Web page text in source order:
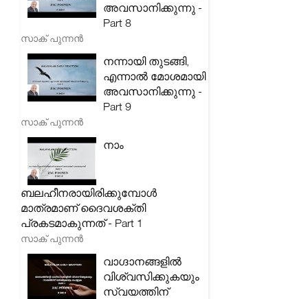
അവസാനിക്കുന്നു -
Part 8
സാക് പുന്നൻ
നന്നായി തുടങ്ങി,
എന്നാൽ മോശമായി
അവസാനിക്കുന്നു -
Part 9
സാക് പുന്നൻ
നാം
ബലഹീനരായിരിക്കുമ്പോൾ
മാത്രമാണ് ദൈവശക്തി
പ്രകടമാകുന്നത് - Part 1
സാക് പുന്നൻ
വാഗ്ദാനങ്ങളിൽ
വിശ്വസിക്കുകയും
സ്വയത്തിന്